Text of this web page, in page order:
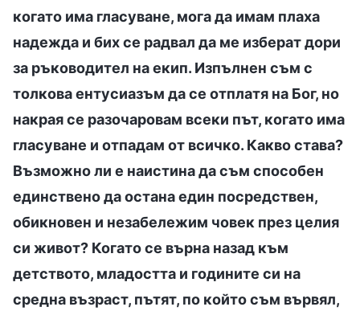
когато има гласуване, мога да имам плаха
надежда и бих се радвал да ме изберат дори
за ръководител на екип. Изпълнен съм с
толкова ентусиазъм да се отплатя на Бог, но
накрая се разочаровам всеки път, когато има
гласуване и отпадам от всичко. Какво става?
Възможно ли е наистина да съм способен
единствено да остана един посредствен,
обикновен и незабележим човек през целия
си живот? Когато се върна назад към
детството, младостта и годините си на
средна възраст, пътят, по който съм вървял,